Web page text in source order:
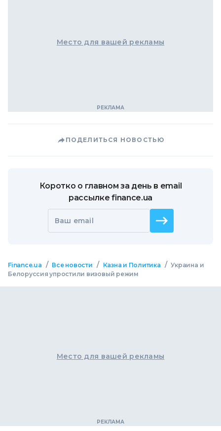
Место для вашей рекламы
ПОДЕЛИТЬСЯ НОВОСТЬЮ
Коротко о главном за день в email
рассылке finance.ua
Ваш email
Finance.ua / Все новости / Казна и Политика / Украина и
Белоруссия упростили визовый режим
Место для вашей рекламы